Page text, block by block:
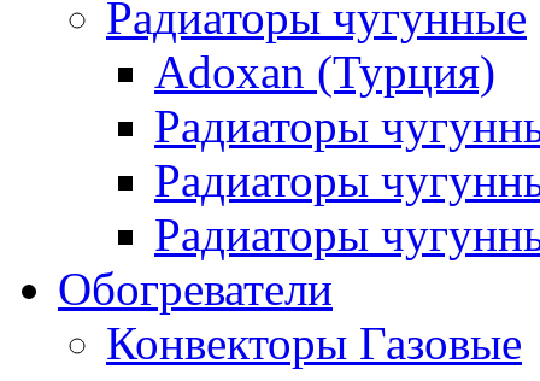
Радиаторы чугунные
Adoxan (Турция)
Радиаторы
Радиаторы
Радиаторы
Обогреватели
Конвекторы Газовые